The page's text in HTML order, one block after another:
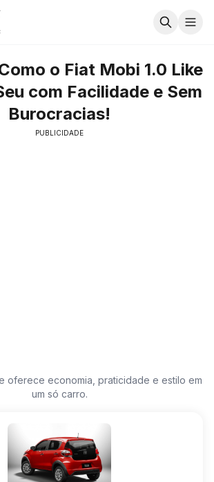
o Fiat Mobi 1.0 Like
com Facilidade e Sem
Burocracias!
PUBLICIDADE
oferece economia, praticidade e estilo em
um só carro.